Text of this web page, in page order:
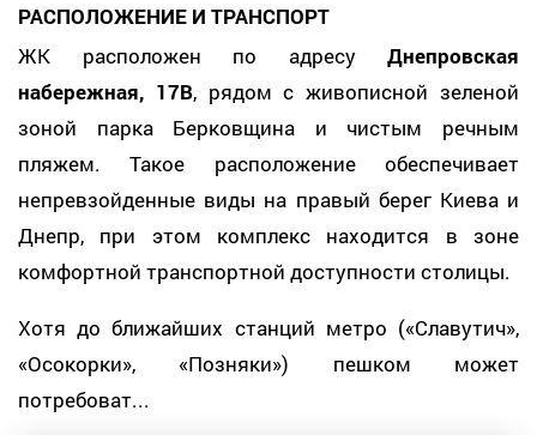
РАСПОЛОЖЕНИЕ И ТРАНСПОРТ
ЖК расположен по адресу Днепровская
набережная, 17В, рядом с живописной зеленой
зоной парка Берковщина и чистым речным
пляжем. Такое расположение обеспечивает
непревзойденные виды на правый берег Киева и
Днепр, при этом комплекс находится в зоне
комфортной транспортной доступности столицы.
Хотя до ближайших станций метро («Славутич»,
«Осокорки», «Позняки») пешком может
потребоват...